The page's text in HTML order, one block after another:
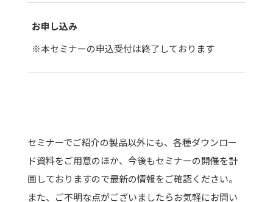
お申し込み
※本セミナーの申込受付は終了しております
セミナーでご紹介の製品以外にも、各種ダウンロー
ド資料をご用意のほか、今後もセミナーの開催を計
画しておりますので最新の情報をご確認ください。
また、ご不明な点がございましたらお気軽にお問い